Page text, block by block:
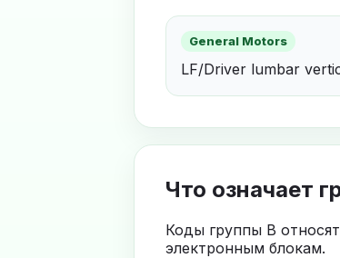
General Motors
LF/Driver lumbar
Что означает
Коды группы B
электронным блокам.